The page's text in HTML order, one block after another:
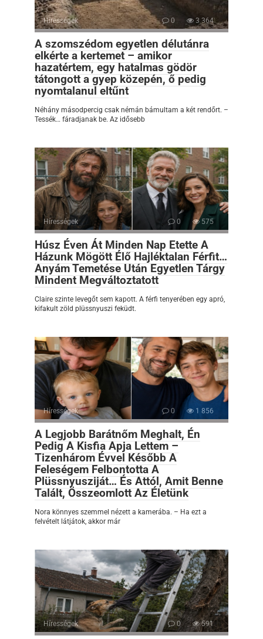
Hírességek 0 3 364
A szomszédom egyetlen délutánra
elkérte a kertemet – amikor
hazatértem, egy hatalmas gödör
tátongott a gyep közepén, ő pedig
nyomtalanul eltűnt
Néhány másodpercig csak némán bámultam a két rendőrt. –
Tessék… fáradjanak be. Az idősebb
Hírességek 0 575
Húsz Éven Át Minden Nap Etette A
Házunk Mögött Élő Hajléktalan Férfit…
Anyám Temetése Után Egyetlen Tárgy
Mindent Megváltoztatott
Claire szinte levegőt sem kapott. A férfi tenyerében egy apró,
kifakult zöld plüssnyuszi feküdt.
Hírességek 0 1 856
A Legjobb Barátnőm Meghalt, Én
Pedig A Kisfia Apja Lettem –
Tizenhárom Évvel Később A
Feleségem Felbontotta A
Plüssnyusziját… És Attól, Amit Benne
Talált, Összeomlott Az Életünk
Nora könnyes szemmel nézett a kamerába. – Ha ezt a
felvételt látjátok, akkor már
Hírességek 0 591